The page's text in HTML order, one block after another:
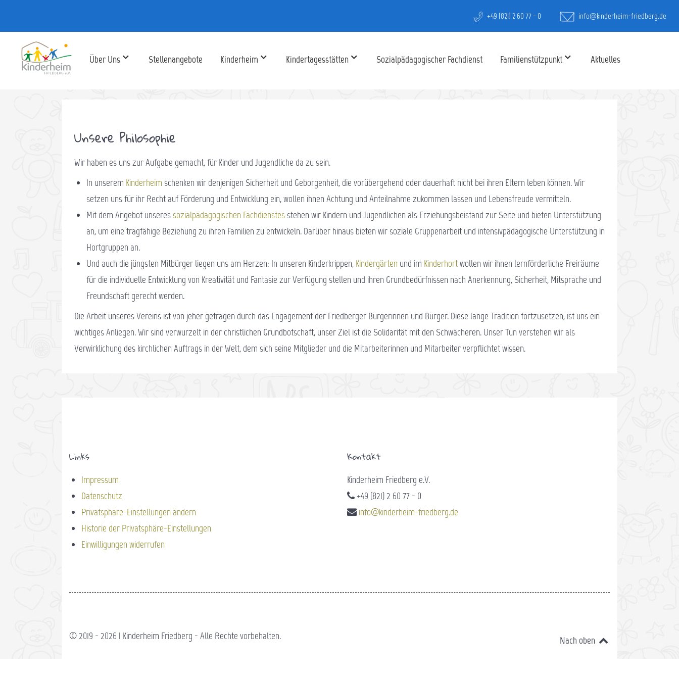
+49 (821) 2 60 77 - 0 info@kinderheim-friedberg.de
Über Uns Stellenangebote Kinderheim Kindertagesstätten Sozialpädagogischer Fachdienst Familienstützpunkt Aktuelles
Unsere Philosophie
Wir haben es uns zur Aufgabe gemacht, für Kinder und Jugendliche da zu sein.
In unserem Kinderheim schenken wir denjenigen Sicherheit und Geborgenheit, die vorübergehend oder dauerhaft nicht bei ihren Eltern leben können. Wir
setzen uns für ihr Recht auf Förderung und Entwicklung ein, wollen ihnen Achtung und Anteilnahme zukommen lassen und Lebensfreude vermitteln.
Mit dem Angebot unseres sozialpädagogischen Fachdienstes stehen wir Kindern und Jugendlichen als Erziehungsbeistand zur Seite und bieten Unterstützung
an, um eine tragfähige Beziehung zu ihren Familien zu entwickeln. Darüber hinaus bieten wir soziale Gruppenarbeit und intensivpädagogische Unterstützung in
Hortgruppen an.
Und auch die jüngsten Mitbürger liegen uns am Herzen: In unseren Kinderkrippen, Kindergärten und im Kinderhortwollen wir ihnen lernförderliche Freiräume
für die individuelle Entwicklung von Kreativität und Fantasie zur Verfügung stellen und ihren Grundbedürfnissen nach Anerkennung, Sicherheit, Mitsprache und
Freundschaft gerecht werden.
Die Arbeit unseres Vereins ist von jeher getragen durch das Engagement der Friedberger Bürgerinnen und Bürger. Diese lange Tradition fortzusetzen, ist uns ein
wichtiges Anliegen. Wir sind verwurzelt in der christlichen Grundbotschaft, unser Ziel ist die Solidarität mit den Schwächeren. Unser Tun verstehen wir als
Verwirklichung des kirchlichen Auftrags in der Welt, dem sich seine Mitglieder und die Mitarbeiterinnen und Mitarbeiter verpflichtet wissen.
Links
Impressum
Datenschutz
Privatsphäre-Einstellungen ändern
Historie der Privatsphäre-Einstellungen
Einwilligungen widerrufen
Kontakt
Kinderheim Friedberg e.V.
+49 (821) 2 60 77 - 0
info@kinderheim-friedberg.de
© 2019 - 2026 | Kinderheim Friedberg - Alle Rechte vorbehalten. Nach oben